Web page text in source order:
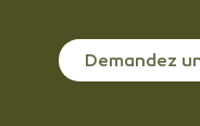
Demandez